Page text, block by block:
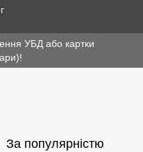
УБД або картки
За популярністю